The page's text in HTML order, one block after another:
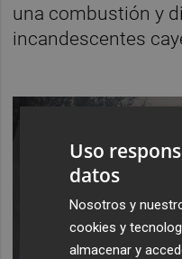
una combustión y
incandescentes
Uso
datos
Nosotros y
cookies y
almacenar y